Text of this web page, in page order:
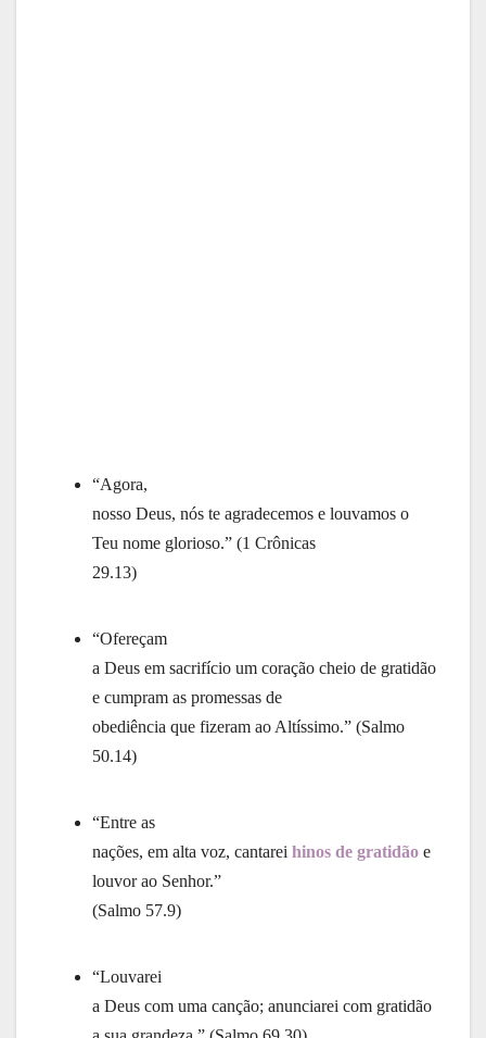
“Agora,
nosso Deus, nós te agradecemos e louvamos o
Teu nome glorioso.” (1 Crônicas
29.13)
“Ofereçam
a Deus em sacrifício um coração cheio de gratidão
e cumpram as promessas de
obediência que fizeram ao Altíssimo.” (Salmo
50.14)
“Entre as
nações, em alta voz, cantarei hinos de gratidão e
louvor ao Senhor.”
(Salmo 57.9)
“Louvarei
a Deus com uma canção; anunciarei com gratidão